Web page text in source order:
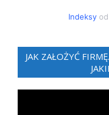
Indeksyod
JAK ZAŁOŻYĆ